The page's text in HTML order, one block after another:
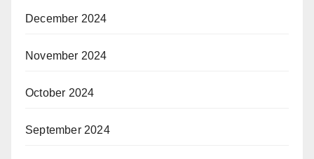
December 2024
November 2024
October 2024
September 2024